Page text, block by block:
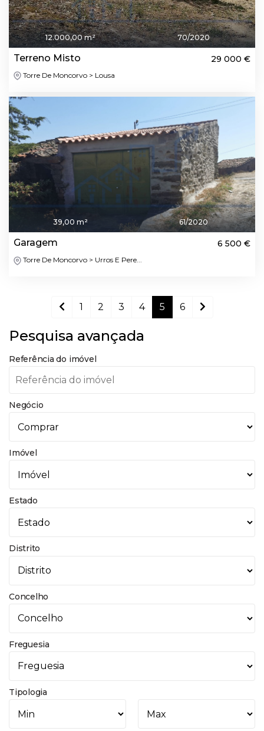
12.000,00 m² 70/2020
Terreno Misto 29 000 €
Torre De Moncorvo > Lousa
39,00 m² 61/2020
Garagem 6 500 €
Torre De Moncorvo > Urros E Pere...
1 2 3 4 5 6
Pesquisa avançada
Referência do imóvel
Negócio
Imóvel
Estado
Distrito
Concelho
Freguesia
Tipologia